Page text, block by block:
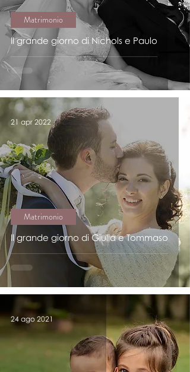
Il grande giorno di Nichols e Paulo
Matrimonio
Il grande giorno di Giulia e Tommaso
Matrimonio
21 apr 2022
24 ago 2021